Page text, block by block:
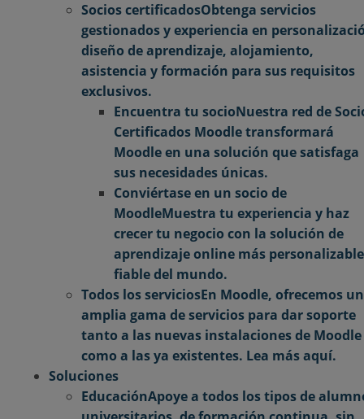
Socios certificadosObtenga servicios
gestionados y experiencia en
diseño de aprendizaje, alojamiento,
asistencia y formación para sus requisitos
exclusivos.
Encuentra tu socioNuestra red de
Certificados Moodle transformará
Moodle en una solución que satisfaga
sus necesidades únicas.
Conviértase en un socio de
MoodleMuestra tu experiencia y haz
crecer tu negocio con la solución de
aprendizaje online más
fiable del mundo.
Todos los serviciosEn Moodle, ofrecemos
amplia gama de servicios para dar soporte
tanto a las nuevas instalaciones de Moodle
como a las ya existentes. Lea más aquí.
Soluciones
EducaciónApoye a todos los tipos de